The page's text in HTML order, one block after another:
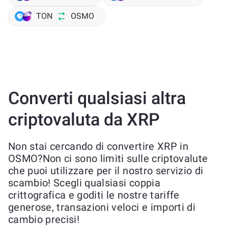
TON OSMO
Converti qualsiasi altra
criptovaluta da XRP
Non stai cercando di convertire XRP in
OSMO?Non ci sono limiti sulle criptovalute
che puoi utilizzare per il nostro servizio di
scambio! Scegli qualsiasi coppia
crittografica e goditi le nostre tariffe
generose, transazioni veloci e importi di
cambio precisi!